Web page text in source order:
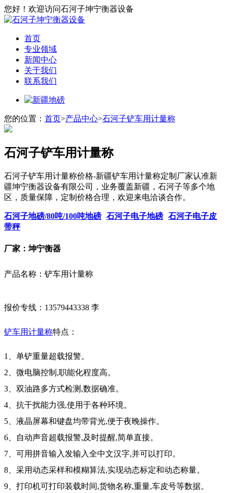
您好！欢迎访问石河子坤宁衡器设备
首页
专业领域
新闻中心
关于我们
联系我们
您的位置： 首页>产品中心>石河子铲车用计量称
石河子铲车用计量称
石河子铲车用计量称价格-新疆铲车用计量称定制厂家认准新
疆坤宁衡器设备有限公司，业务覆盖新疆，石河子等多个地
区，质量保障，定制价格合理，欢迎来电洽谈合作。
石河子地磅/80吨/100吨地磅 石河子电子地磅 石河子电子皮
带秤
厂家：坤宁衡器
产品名称：铲车用计量称
报价专线：13579443338 李
铲车用计量称特点：
1、单铲重量超载报警。
2、微电脑控制,职能化程度高。
3、双油路多方式检测,数据确准。
4、抗干扰能力强,使用于各种环境。
5、液晶屏幕和键盘均带背光,便于夜晚操作。
6、自动声音超载报警,及时提醒,简单直接。
7、可用拼音输入发输入全中文汉字,并可以打印。
8、采用动态采样和模糊算法,实现动态标定和动态称量。
9、打印机可打印装载时间,货物名称,重量,车皮号等数据。